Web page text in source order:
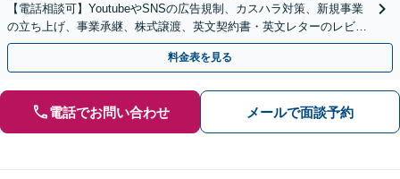
【電話相談可】YoutubeやSNSの広告規制、カスハラ対策、新規事業
の立ち上げ、事業承継、株式譲渡、英文契約書・英文レターのレビュ
ー・ドラフトなどに対応。
料金表を見る
電話でお問い合わせ メールで面談予約